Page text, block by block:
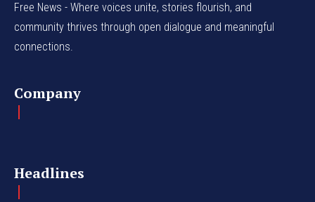
Free News - Where voices unite, stories flourish, and
community thrives through open dialogue and meaningful
connections.
Company
Headlines